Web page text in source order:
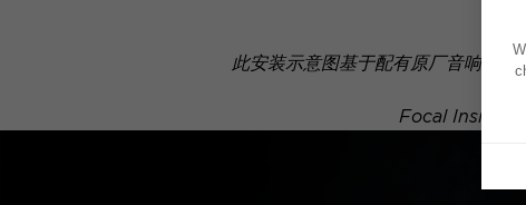
此安装示意图基于配有原厂音响系统
Focal Inside 安